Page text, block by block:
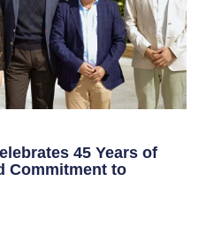
45 Years of
Commitment to